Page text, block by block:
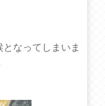
なってしまいま